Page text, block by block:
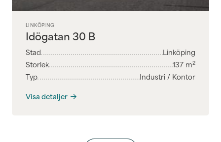
LINKÖPING
Idögatan 30 B
Stad
Linköping
Storlek
137 m2
Typ
Industri / Kontor
Visa detaljer